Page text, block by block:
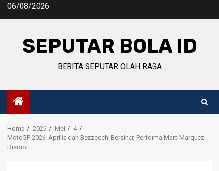
Skip06/08/2026
SEPUTAR BOLA ID
BERITA SEPUTAR OLAH RAGA
Home 2026 Mei
4
MotoGP 2026: Aprilia dan Bezzecchi Bersinar, Performa Marc Marquez
Disorot